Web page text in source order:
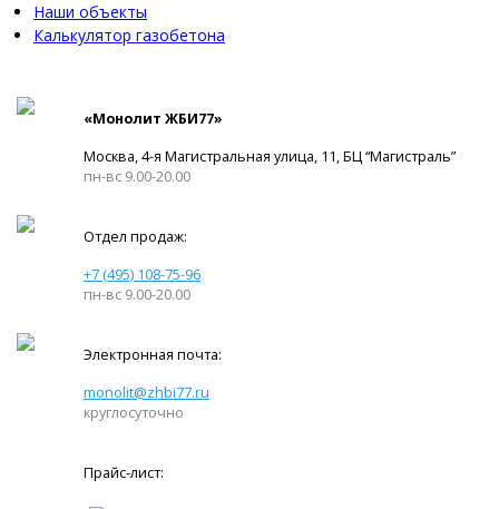
Наши объекты
Калькулятор газобетона
«Монолит ЖБИ77»
Москва, 4-я Магистральная улица, 11, ​БЦ “Магистраль”
пн-вс 9.00-20.00
Отдел продаж:
+7 (495) 108-75-96
пн-вс 9.00-20.00
Электронная почта:
monolit@zhbi77.ru
круглосуточно
Прайс-лист: